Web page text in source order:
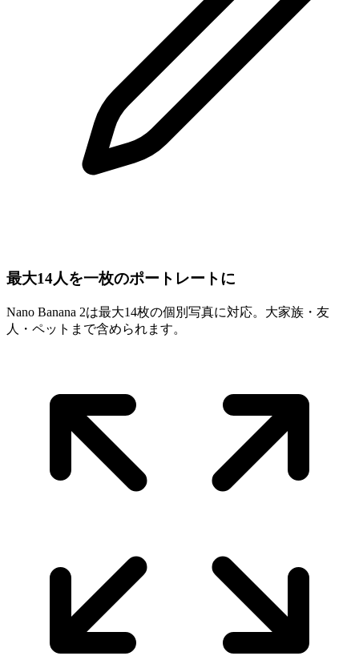
最大14人を一枚のポートレートに
Nano Banana 2は最大14枚の個別写真に対応。大家族・友
人・ペットまで含められます。